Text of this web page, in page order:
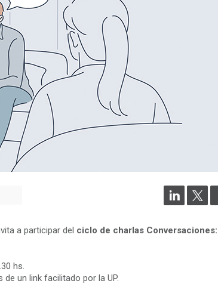
a participar del ciclo de charlas Conversaciones:
hs.
de un link facilitado por la UP.